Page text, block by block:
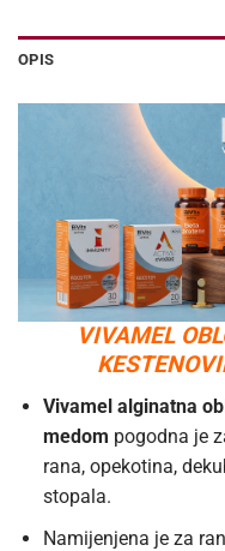
OPIS
VIVAMEL
Vivamel alginatna
medom pogodna je
rana, opekotina,
stopala.
Namijenjena je za